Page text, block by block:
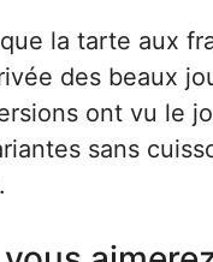
la tarte aux
des beaux
ont vu le
sans